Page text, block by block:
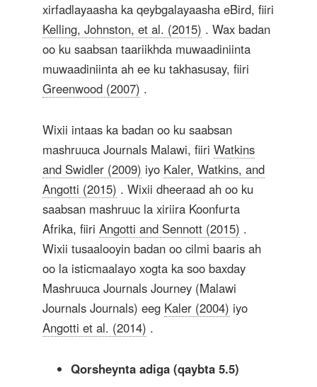
xirfadlayaasha ka qeybgalayaasha eBird, fiiri
Kelling, Johnston, et al. (2015) . Wax badan
oo ku saabsan taariikhda muwaadiniinta
muwaadiniinta ah ee ku takhasusay, fiiri
Greenwood (2007) .
Wixii intaas ka badan oo ku saabsan
mashruuca Journals Malawi, fiiri Watkins
and Swidler (2009) iyo Kaler, Watkins, and
Angotti (2015) . Wixii dheeraad ah oo ku
saabsan mashruuc la xiriira Koonfurta
Afrika, fiiri Angotti and Sennott (2015) .
Wixii tusaalooyin badan oo cilmi baaris ah
oo la isticmaalayo xogta ka soo baxday
Mashruuca Journals Journey (Malawi
Journals Journals) eeg Kaler (2004) iyo
Angotti et al. (2014) .
Qorsheynta adiga (qaybta 5.5)